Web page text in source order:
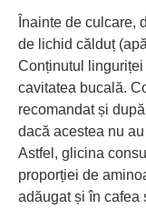
Înainte de culcare,
de lichid călduț
Conținutul
cavitatea bucală.
recomandat și
dacă acestea nu
Astfel, glicina
proporției de
adăugat și în cafea